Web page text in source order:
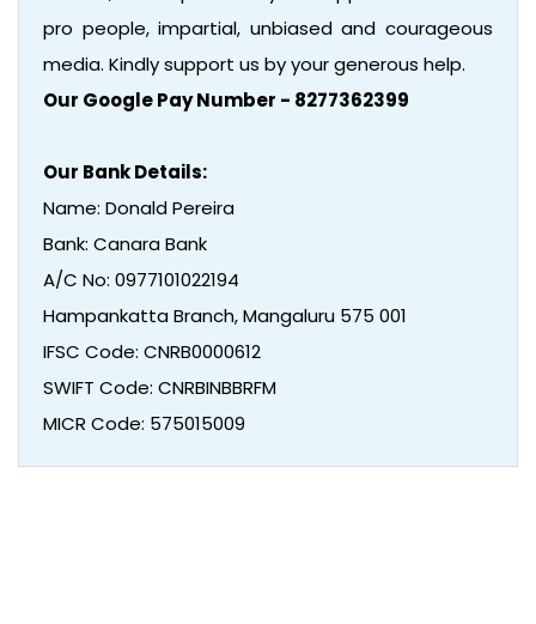
pro people, impartial, unbiased and courageous
media. Kindly support us by your generous help.
Our Google Pay Number - 8277362399
Our Bank Details:
Name: Donald Pereira
Bank: Canara Bank
A/C No: 0977101022194
Hampankatta Branch, Mangaluru 575 001
IFSC Code: CNRB0000612
SWIFT Code: CNRBINBBRFM
MICR Code: 575015009